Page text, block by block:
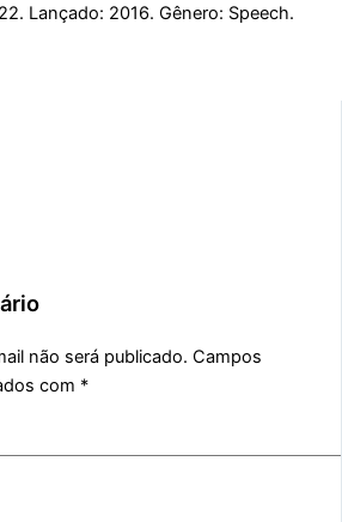
Lançado: 2016. Gênero: Speech.
não será publicado. Campos
com *